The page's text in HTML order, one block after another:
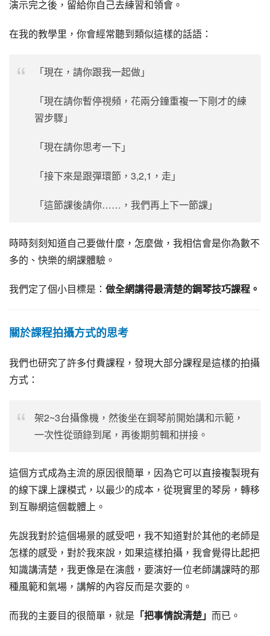
演示完之後，留給你自己去練習和領會。
在我的教學里，你會經常聽到類似這樣的話語：
「現在，請你跟我一起做」
「現在請你暫停視頻，花兩分鐘重複一下剛才的練
習步驟」
「現在請你思考一下」
「接下來是跟彈環節，3,2,1，走」
「這節課後請你……，我們再上下一節課」
時時刻刻知道自己要做什麼，怎麼做，我相信會是你為數不
多的、快樂的網課體驗。
我們定了個小目標是： 做全網講得最清楚的鋼琴技巧課程。
關於課程拍攝方式的思考
我們也研究了許多付費課程，發現大部分課程是這樣的拍攝
方式：
架2~3台攝像機，然後坐在鋼琴前開始講和示範，
一次性從頭錄到尾，再後期剪輯和拼接。
這個方式成為主流的原因很簡單，因為它可以直接複製現有
的線下課上課模式，以最少的成本，從現實里的琴房，轉移
到互聯網這個載體上。
先說我對於這個場景的感受吧，我不知道對於其他的老師是
怎樣的感受，對於我來說，如果這樣拍攝，我會覺得比起把
知識講清楚，我更像是在演戲，要演好一位老師講課時的那
種風範和氣場，講解的內容反而是次要的。
而我的主要目的很簡單，就是 「把事情說清楚」 而已。